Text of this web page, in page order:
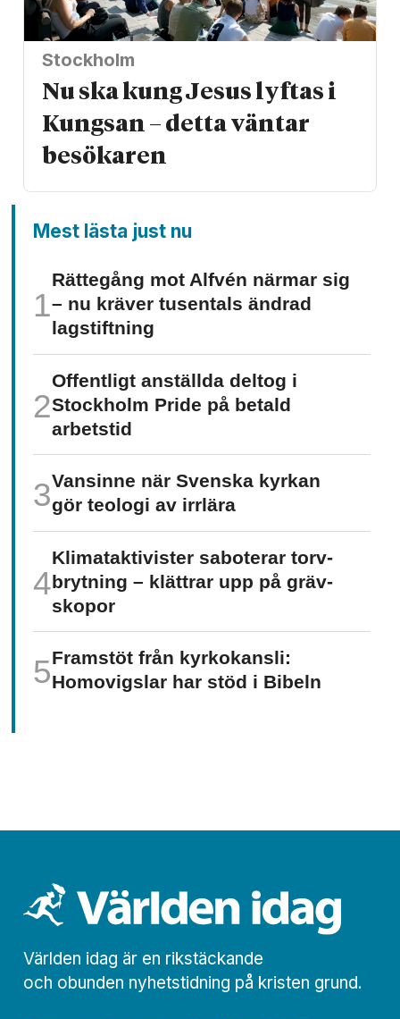
Stockholm
Nu ska kung Jesus lyftas i
Kungsan – detta väntar
besökaren
Mest lästa just nu
Rättegång mot Alfvén närmar sig
– nu kräver tusentals ändrad
lagstiftning
Offentligt anställda deltog i
Stockholm Pride på betald
arbetstid
Vansinne när Svenska kyrkan
gör teologi av irrlära
Klimat­aktivister saboterar torv­
brytning – klättrar upp på gräv­
skopor
Framstöt från kyrkokansli:
Homo­vigslar har stöd i Bibeln
Världen idag är en rikstäckande
och obunden nyhets­­­tidning på kristen grund.